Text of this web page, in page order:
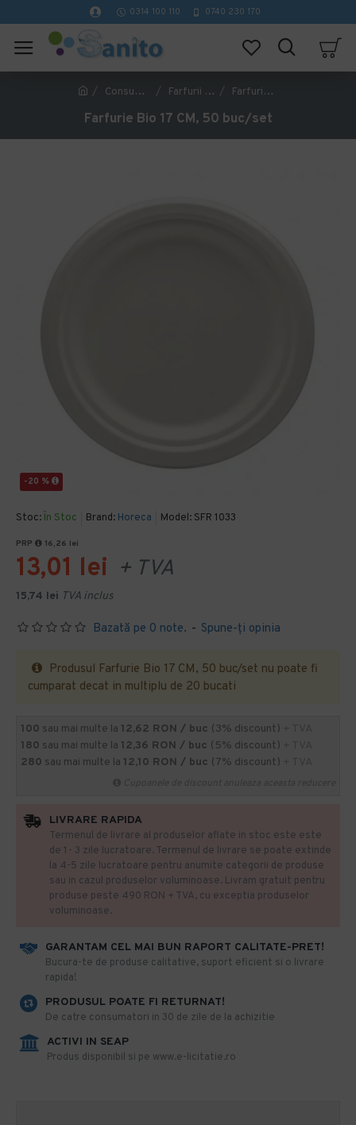
0314 100 110 0740 230 170
Consumabile Catering Farfurii de unica folosinta Farfurie Bio 17 CM, 50 buc/set
Farfurie Bio 17 CM, 50 buc/set
-20 %
Stoc: În Stoc Brand: Horeca Model: SFR 1033
Bazată pe 0 note. - Spune-ţi opinia
PRP 16,26 lei
13,01 lei + TVA
15,74 lei TVA inclus
Produsul Farfurie Bio 17 CM, 50 buc/set nu poate fi
cumparat decat in multiplu de 20 bucati
100 sau mai multe la 12,62 RON / buc (3% discount)
180 sau mai multe la 12,36 RON / buc (5% discount)
280 sau mai multe la 12,10 RON / buc (7% discount)
GARANTAM CEL MAI BUN RAPORT CALITATE-PRET!
​Bucura-te de produse calitative, suport eficient si o livrare
rapida!
PRODUSUL POATE FI RETURNAT!
De catre consumatori in 30 de zile de la achizitie
ACTIVI IN SEAP
Produs disponibil si pe www.e-licitatie.ro
LIVRARE RAPIDA
Termenul de livrare al produselor aflate in stoc este este
de 1- 3 zile lucratoare. Termenul de livrare se poate extinde
la 4-5 zile lucratoare pentru anumite categorii de produse
sau in cazul produselor voluminoase. Livram gratuit pentru
produse peste 490 RON + TVA, cu exceptia produselor
voluminoase.